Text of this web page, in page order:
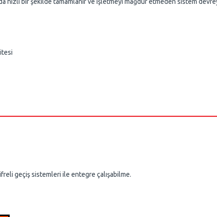
geçiş sistemleri ile entegre çalışabilme.